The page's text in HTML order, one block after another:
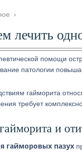
›
лечить
помощи
патологии
гайморита
требует
и
гайморовых пазух